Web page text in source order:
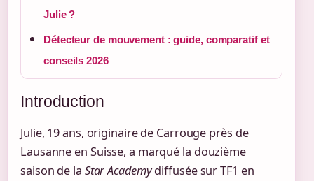
Julie ?
Détecteur de mouvement : guide, comparatif et
conseils 2026
Introduction
Julie, 19 ans, originaire de Carrouge près de
Lausanne en Suisse, a marqué la douzième
saison de la Star Academydiffusée sur TF1 en